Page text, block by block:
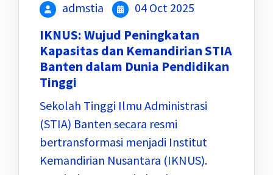
admstia 04 Oct 2025
IKNUS: Wujud Peningkatan
Kapasitas dan Kemandirian STIA
Banten dalam Dunia Pendidikan
Tinggi
Sekolah Tinggi Ilmu Administrasi
(STIA) Banten secara resmi
bertransformasi menjadi Institut
Kemandirian Nusantara (IKNUS).